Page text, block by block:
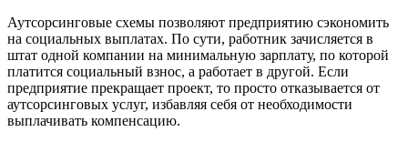
Аутсорсинговые схемы позволяют предприятию сэкономить
на социальных выплатах. По сути, работник зачисляется в
штат одной компании на минимальную зарплату, по которой
платится социальный взнос, а работает в другой. Если
предприятие прекращает проект, то просто отказывается от
аутсорсинговых услуг, избавляя себя от необходимости
выплачивать компенсацию.